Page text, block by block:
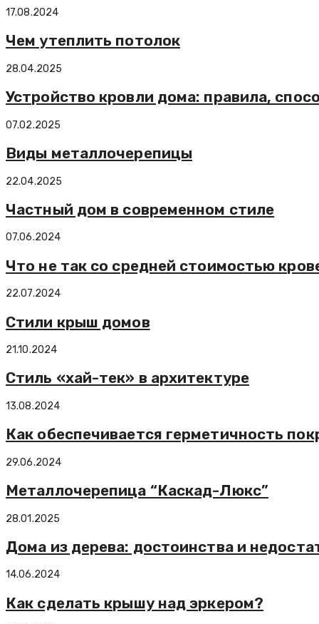
17.08.2024
Чем утеплить потолок
28.04.2025
Устройство кровли дома: правила,
07.02.2025
Виды металлочерепицы
22.04.2025
Частный дом в современном стиле
07.06.2024
Что не так со средней стоимостью
22.07.2024
Стили крыш домов
21.10.2024
Стиль «хай-тек» в архитектуре
13.08.2024
Как обеспечивается герметичность
29.06.2024
Металлочерепица “Каскад-Люкс”
28.01.2025
Дома из дерева: достоинства и
14.06.2024
Как сделать крышу над эркером?